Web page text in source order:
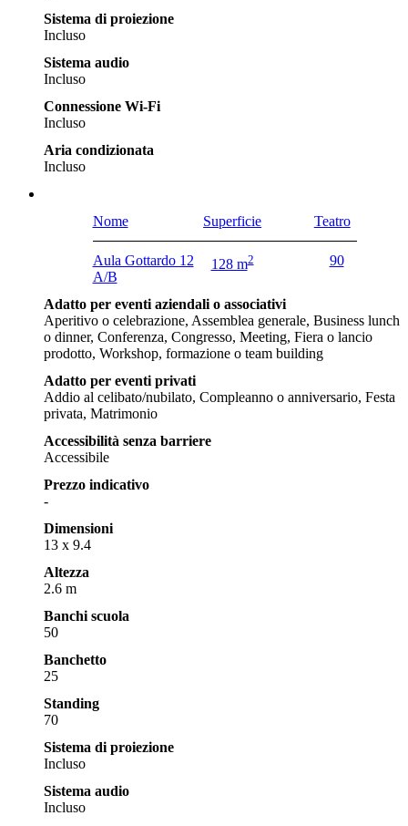
Sistema di proiezione
Incluso
Sistema audio
Incluso
Connessione Wi-Fi
Incluso
Aria condizionata
Incluso
Nome Superficie Teatro
Aula Gottardo 12
A/B
128 m2 90
Adatto per eventi aziendali o associativi
Aperitivo o celebrazione, Assemblea generale, Business lunch
o dinner, Conferenza, Congresso, Meeting, Fiera o lancio
prodotto, Workshop, formazione o team building
Adatto per eventi privati
Addio al celibato/nubilato, Compleanno o anniversario, Festa
privata, Matrimonio
Accessibilità senza barriere
Accessibile
Prezzo indicativo
-
Dimensioni
13 x 9.4
Altezza
2.6 m
Banchi scuola
50
Banchetto
25
Standing
70
Sistema di proiezione
Incluso
Sistema audio
Incluso